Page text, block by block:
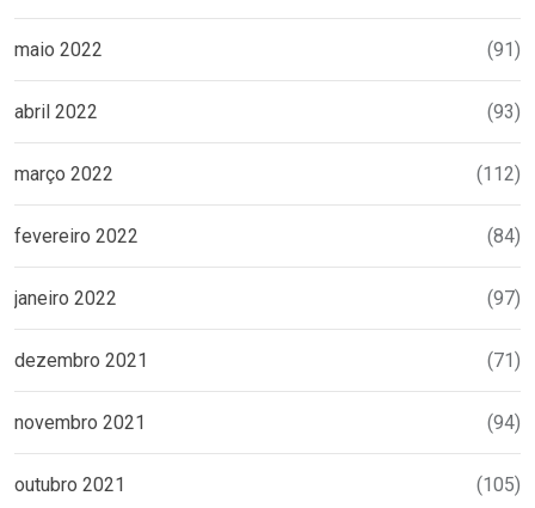
maio 2022 (91)
abril 2022 (93)
março 2022 (112)
fevereiro 2022 (84)
janeiro 2022 (97)
dezembro 2021 (71)
novembro 2021 (94)
outubro 2021 (105)